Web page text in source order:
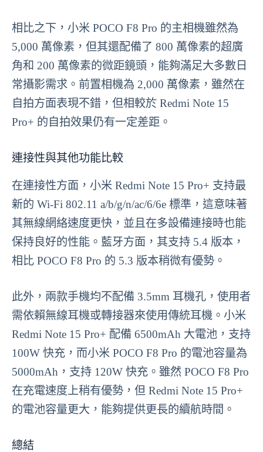
相比之下，小米 POCO F8 Pro 的主相機雖然為
5,000 萬像素，但其還配備了 800 萬像素的超廣
角和 200 萬像素的微距鏡頭，能夠滿足大多數日
常攝影需求。前置相機為 2,000 萬像素，雖然在
自拍方面表現不錯，但相較於 Redmi Note 15
Pro+ 的自拍效果仍有一定差距。
連接性與其他功能比較
在連接性方面，小米 Redmi Note 15 Pro+ 支持最
新的 Wi-Fi 802.11 a/b/g/n/ac/6/6e 標準，這意味著
其無線網絡速度更快，並且在多設備連接時也能
保持良好的性能。藍牙方面，其支持 5.4 版本，
相比 POCO F8 Pro 的 5.3 版本稍微有優勢。
此外，兩款手機均不配備 3.5mm 耳機孔，使用者
需依賴無線耳機或轉接器來使用傳統耳機。小米
Redmi Note 15 Pro+ 配備 6500mAh 大電池，支持
100W 快充，而小米 POCO F8 Pro 的電池容量為
5000mAh，支持 120W 快充。雖然 POCO F8 Pro
在充電速度上稍有優勢，但 Redmi Note 15 Pro+
的電池容量更大，能夠提供更長的續航時間。
總結